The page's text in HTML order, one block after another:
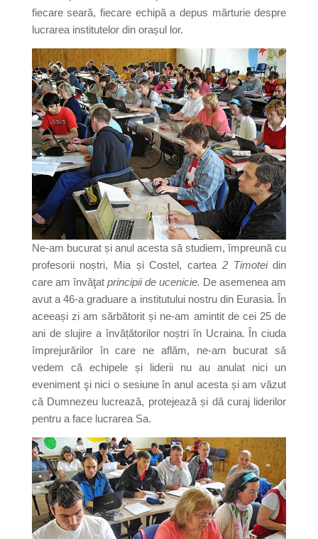
fiecare seară, fiecare echipă a depus mărturie despre
lucrarea institutelor din orașul lor.
Ne-am bucurat și anul acesta să studiem, împreună cu
profesorii noștri, Mia și Costel, cartea 2 Timoteidin
care am învăţat principii de ucenicie. De asemenea am
avut a 46-a graduare a institutului nostru din Eurasia. În
aceeași zi am sărbătorit și ne-am amintit de cei 25 de
ani de slujire a învățătorilor noștri în Ucraina. În ciuda
împrejurărilor în care ne aflăm, ne-am bucurat să
vedem că echipele și liderii nu au anulat nici un
eveniment şi nici o sesiune în anul acesta și am văzut
că Dumnezeu lucrează, protejează și dă curaj liderilor
pentru a face lucrarea Sa.